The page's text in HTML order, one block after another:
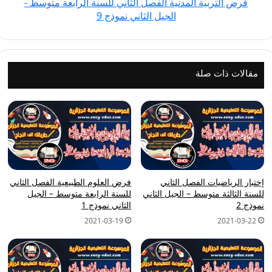
نموذج
9
الجيل الثاني نموذج 9
مقالات ذات صلة
إختبار الرياضيات الفصل الثاني
للسنة الثالثة متوسط – الجيل الثاني
نموذج 2
2021-03-22
فرض العلوم الطبيعية الفصل الثاني
للسنة الرابعة متوسط – الجيل
الثاني نموذج 1
2021-03-19